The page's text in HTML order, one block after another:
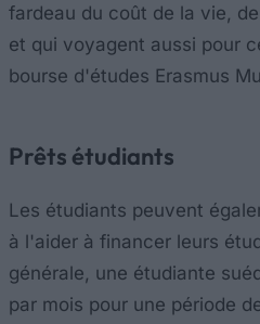
fardeau du coût de la vie,
et qui voyagent aussi pour
bourse d'études Erasmus
Prêts étudiants
Les étudiants peuvent
à l'aider à financer leurs
générale, une étudiante
par mois pour une période